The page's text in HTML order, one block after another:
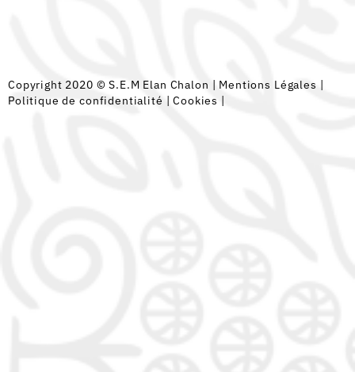
Copyright 2020 © S.E.M Elan Chalon | Mentions Légales |
Politique de confidentialité |Cookies |